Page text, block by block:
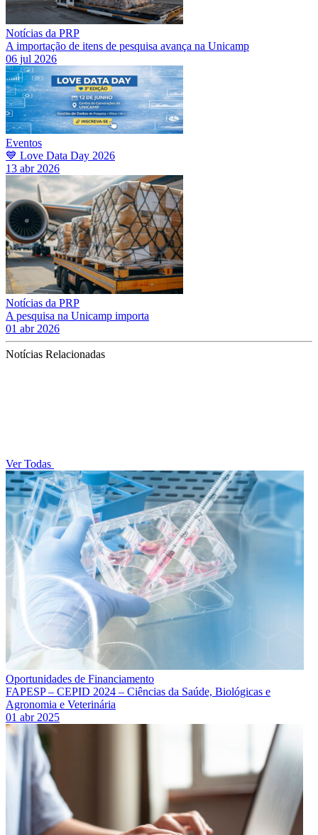
Notícias da PRP
A importação de itens de pesquisa avança na Unicamp
06 jul 2026
Eventos
💙 Love Data Day 2026
13 abr 2026
Notícias da PRP
A pesquisa na Unicamp importa
01 abr 2026
Notícias Relacionadas
Ver Todas
Oportunidades de Financiamento
FAPESP – CEPID 2024 – Ciências da Saúde, Biológicas e
Agronomia e Veterinária
01 abr 2025